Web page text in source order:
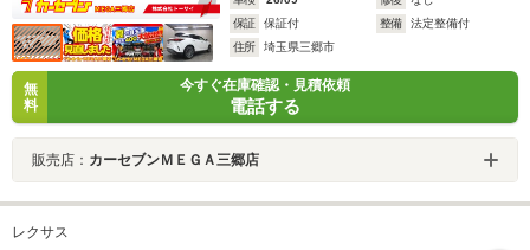
保証
保証付 整備
法定整備付
住所
埼玉県三郷市
無
料
今すぐ在庫確認・見積依頼
電話する
販売店： カーセブンＭＥＧＡ三郷店
レクサス